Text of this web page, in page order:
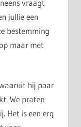
vraagt
jullie een
bestemming
maar met
hij paar
We praten
Het is een erg